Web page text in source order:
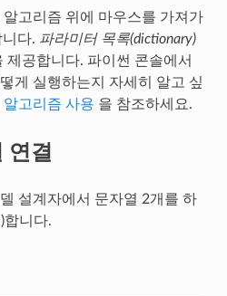
고리즘 위에 마우스를 가져가
다. 파라미터 목록(dictionary)
제공합니다. 파이썬 콘솔에서
게 실행하는지 자세히 알고 싶
고리즘 사용 을 참조하세요.
연결
설계자에서 문자열 2개를 하
합니다.